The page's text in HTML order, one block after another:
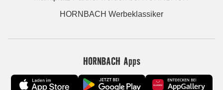
HORNBACH Werbeklassiker
HORNBACH Apps